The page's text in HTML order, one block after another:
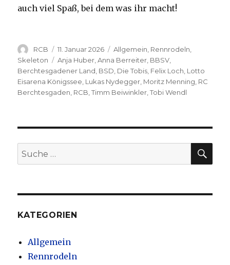
auch viel Spaß, bei dem was ihr macht!
Autor
RCB
Veröffentlicht
am
11. Januar 2026 Kategorien
Allgemein, Rennrodeln,
Skeleton
Schlagwörter
Anja Huber,Anna Berreiter, BBSV,
Berchtesgadener Land, BSD, Die Tobis, Felix Loch, Lotto
Eisarena Königssee, Lukas Nydegger, Moritz Menning, RC
Berchtesgaden, RCB,Timm Beiwinkler,Tobi Wendl
Suche
nach:
KATEGORIEN
Allgemein
Rennrodeln